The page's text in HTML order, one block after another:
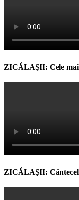
ZICĂLAŞII: Cele mai
ZICĂLAŞII: